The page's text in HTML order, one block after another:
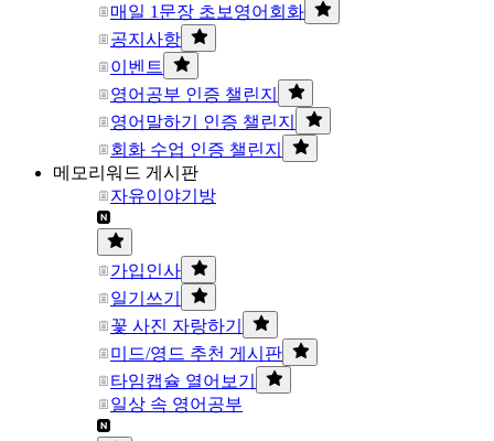
매일 1문장 초보영어회화
공지사항
이벤트
영어공부 인증 챌린지
영어말하기 인증 챌린지
회화 수업 인증 챌린지
메모리워드 게시판
자유이야기방
가입인사
일기쓰기
꽃 사진 자랑하기
미드/영드 추천 게시판
타임캡슐 열어보기
일상 속 영어공부